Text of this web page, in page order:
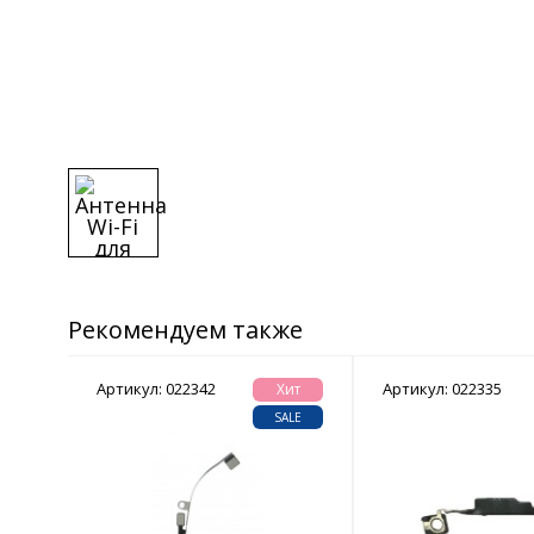
Рекомендуем также
Артикул: 022342 Хит
SALE
Артикул: 022335